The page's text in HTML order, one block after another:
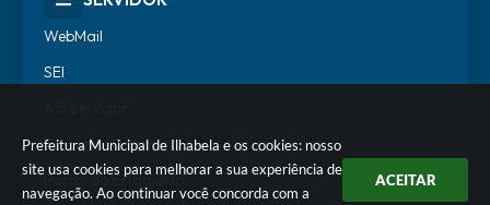
Prefeitura Municipal de Ilhabela e os cookies: nosso
site usa cookies para melhorar a sua experiência de
navegação. Ao continuar você concorda com a
ACEITAR
WebMail
SEI
Escola de Governo
Portal do Estagiário